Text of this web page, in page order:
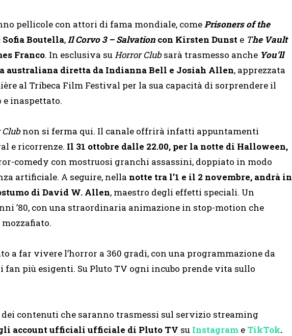
pellicole con attori di fama mondiale, comePrisoners of the
Sofia Boutella,Il Corvo 3 – Salvation con Kirsten Dunst e The Vault
Franco. In esclusiva su Horror Clubsarà trasmesso anche You’ll
australiana diretta da Indianna Bell e Josiah Allen, apprezzata
al Tribeca Film Festival per la sua capacità di sorprendere il
e inaspettato.
non si ferma qui. Il canale offrirà infatti appuntamenti
e ricorrenze. Il 31 ottobre dalle 22.00, per la notte di Halloween,
comedy con mostruosi granchi assassini, doppiato in modo
artificiale. A seguire, nella notte tra l’1 e il 2 novembre, andrà in
di David W. Allen, maestro degli effetti speciali. Un
’80, con una straordinaria animazione in stop-motion che
a far vivere l’horror a 360 gradi, con una programmazione da
più esigenti. Su Pluto TV ogni incubo prende vita sullo
dei contenuti che saranno trasmessi sul servizio streaming
account ufficiali ufficiale di Pluto TV su Instagram e TikTok.